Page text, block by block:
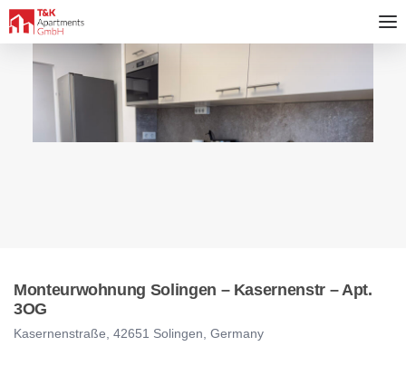
Monteurwohnung Solingen – Kasernenstr – Apt.
3OG
Kasernenstraße, 42651 Solingen, Germany